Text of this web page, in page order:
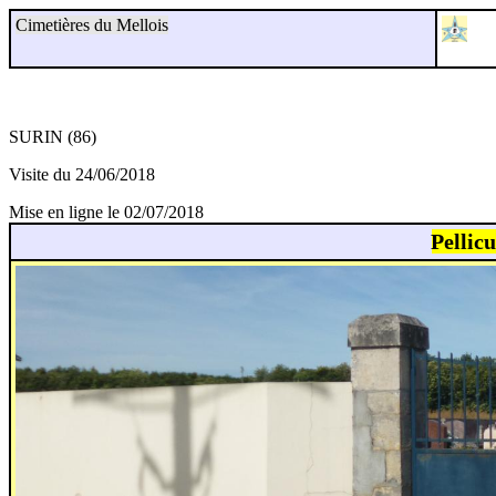
Cimetières du Mellois
SURIN (86)
Visite du 24/06/2018
Mise en ligne le 02/07/2018